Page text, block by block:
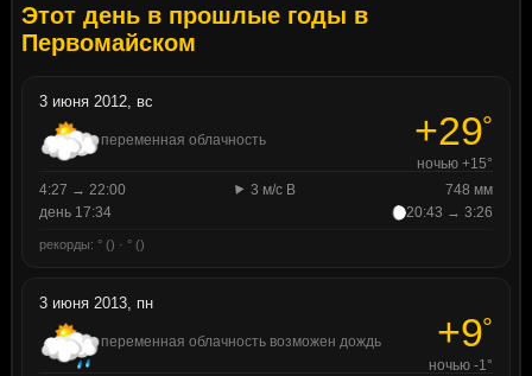
Этот день в прошлые годы в
Первомайском
3 июня 2012, вс
переменная облачность +29°
ночью +15°
4:27 → 22:00
3 м/с В
748 мм
день 17:34
20:43 → 3:26
рекорды: ° () · ° ()
3 июня 2013, пн
переменная облачность возможен дождь +9°
ночью -1°